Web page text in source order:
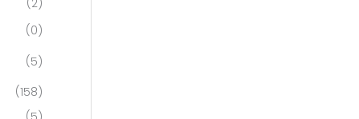
(0)
(5)
(158)